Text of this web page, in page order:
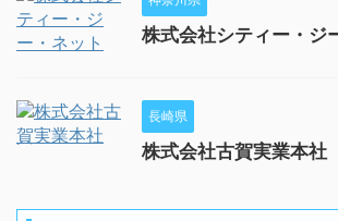
株式会社シティー・ジ
長崎県
株式会社古賀実業本社